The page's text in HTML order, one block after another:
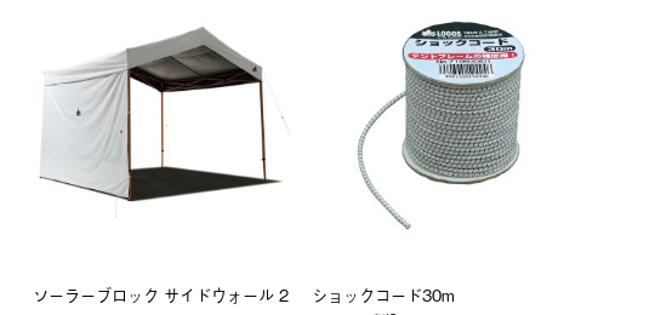
ソーラーブロック サイドウォール 2
ショックコード30m